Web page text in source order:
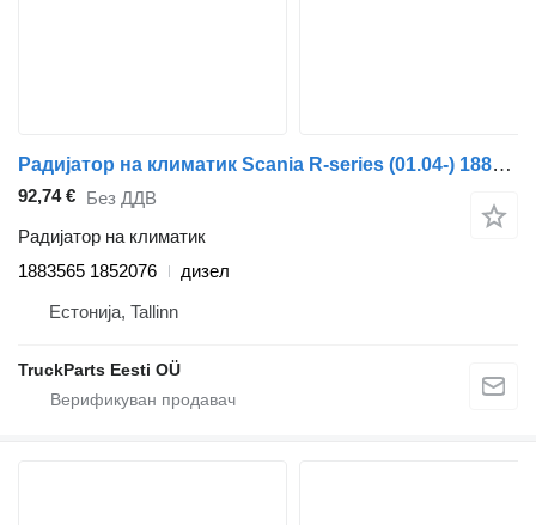
Радијатор на климатик Scania R-series (01.04-) 1883565 1852076 за камион влекач Scania P,G,R,T-series (2004-2017)
92,74 € Без ДДВ
Радијатор на климатик
1883565 1852076
дизел
Естонија, Tallinn
TruckParts Eesti OÜ